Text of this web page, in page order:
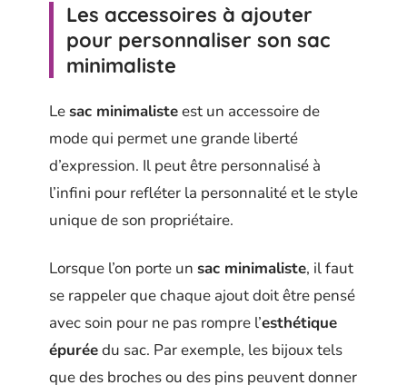
Les accessoires à ajouter
pour personnaliser son sac
minimaliste
Lesac minimalisteest un accessoire de
mode qui permet une grande liberté
d’expression. Il peut être personnalisé à
l’infini pour refléter la personnalité et le style
unique de son propriétaire.
Lorsque l’on porte un sac minimaliste, il faut
se rappeler que chaque ajout doit être pensé
avec soin pour ne pas rompre l’esthétique
épuréedu sac. Par exemple, les bijoux tels
que des broches ou des pins peuvent donner